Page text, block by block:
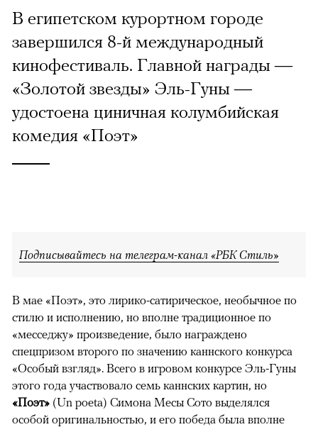
В египетском курортном городе
завершился 8-й международный
кинофестиваль. Главной награды —
«Золотой звезды» Эль-Гуны —
удостоена циничная колумбийская
комедия «Поэт»
Подписывайтесь на телеграм-канал «РБК Стиль»
В мае «Поэт», это лирико-сатирическое, необычное по
стилю и исполнению, но вполне традиционное по
«месседжу» произведение, было награждено
спецпризом второго по значению каннского конкурса
«Особый взгляд». Всего в игровом конкурсе Эль-Гуны
этого года участвовало семь каннских картин, но
«Поэт» (Un poeta) Симона Месы Сото выделялся
особой оригинальностью, и его победа была вполне